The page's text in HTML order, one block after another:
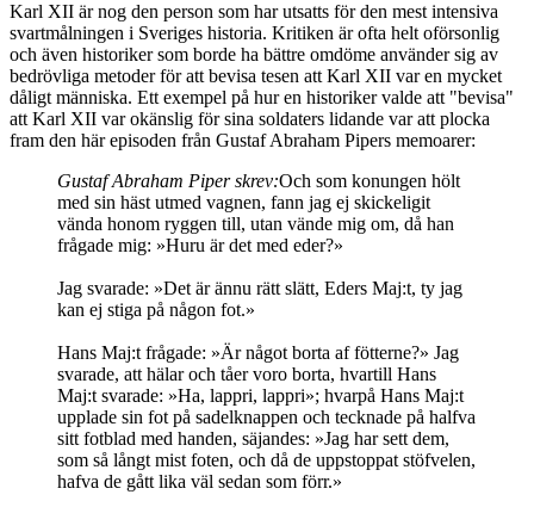
Karl XII är nog den person som har utsatts för den mest intensiva
svartmålningen i Sveriges historia. Kritiken är ofta helt oförsonlig
och även historiker som borde ha bättre omdöme använder sig av
bedrövliga metoder för att bevisa tesen att Karl XII var en mycket
dåligt människa. Ett exempel på hur en historiker valde att "bevisa"
att Karl XII var okänslig för sina soldaters lidande var att plocka
fram den här episoden från Gustaf Abraham Pipers memoarer:
Gustaf Abraham Piper skrev:Och som konungen hölt
med sin häst utmed vagnen, fann jag ej skickeligit
vända honom ryggen till, utan vände mig om, då han
frågade mig: »Huru är det med eder?»
Jag svarade: »Det är ännu rätt slätt, Eders Maj:t, ty jag
kan ej stiga på någon fot.»
Hans Maj:t frågade: »Är något borta af fötterne?» Jag
svarade, att hälar och tåer voro borta, hvartill Hans
Maj:t svarade: »Ha, lappri, lappri»; hvarpå Hans Maj:t
upplade sin fot på sadelknappen och tecknade på halfva
sitt fotblad med handen, säjandes: »Jag har sett dem,
som så långt mist foten, och då de uppstoppat stöfvelen,
hafva de gått lika väl sedan som förr.»